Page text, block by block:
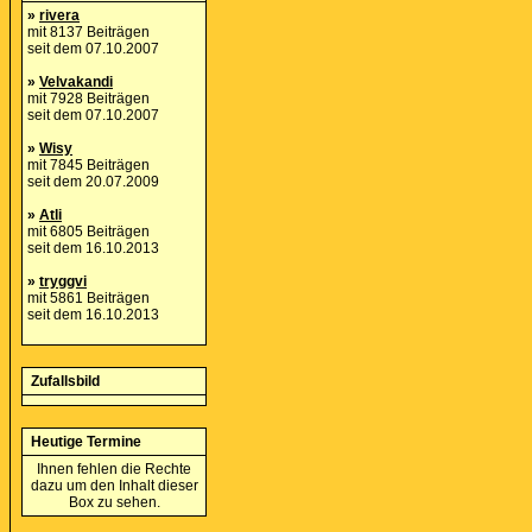
» rivera
mit 8137 Beiträgen
seit dem 07.10.2007
» Velvakandi
mit 7928 Beiträgen
seit dem 07.10.2007
» Wisy
mit 7845 Beiträgen
seit dem 20.07.2009
» Atli
mit 6805 Beiträgen
seit dem 16.10.2013
» tryggvi
mit 5861 Beiträgen
seit dem 16.10.2013
Zufallsbild
Heutige Termine
Ihnen fehlen die Rechte
dazu um den Inhalt dieser
Box zu sehen.